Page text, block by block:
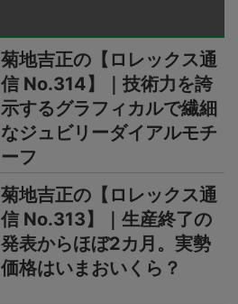
菊地吉正の【ロレックス通
信 No.314】｜技術力を誇
示するグラフィカルで繊細
なジュビリーダイアルモチ
ーフ
菊地吉正の【ロレックス通
信 No.313】｜生産終了の
発表からほぼ2カ月。実勢
価格はいまおいくら？